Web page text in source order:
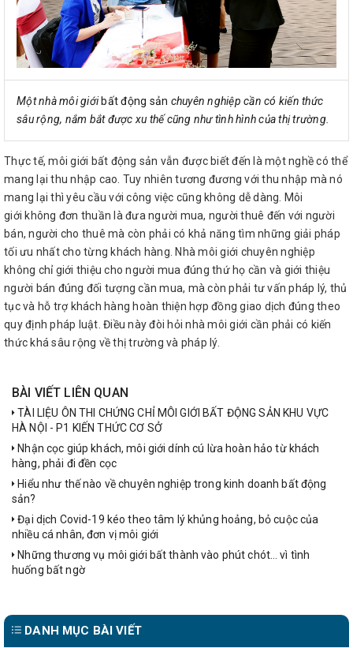
Một nhà môi giới bất động sản chuyên nghiệp cần có kiến thức
sâu rộng, nắm bắt được xu thế cũng như tình hình của thị trường.
Thực tế, môi giới bất động sản vẫn được biết đến là một nghề có thể
mang lại thu nhập cao. Tuy nhiên tương đương với thu nhập mà nó
mang lại thì yêu cầu với công việc cũng không dễ dàng. Môi
giới không đơn thuần là đưa người mua, người thuê đến với người
bán, người cho thuê mà còn phải có khả năng tìm những giải pháp
tối ưu nhất cho từng khách hàng. Nhà môi giới chuyên nghiệp
không chỉ giới thiệu cho người mua đúng thứ họ cần và giới thiệu
người bán đúng đối tượng cần mua, mà còn phải tư vấn pháp lý, thủ
tục và hỗ trợ khách hàng hoàn thiện hợp đồng giao dịch đúng theo
quy định pháp luật. Điều này đòi hỏi nhà môi giới cần phải có kiến
thức khá sâu rộng về thị trường và pháp lý.
BÀI VIẾT LIÊN QUAN
TÀI LIỆU ÔN THI CHỨNG CHỈ MÔI GIỚI BẤT ĐỘNG SẢN KHU VỰC
HÀ NỘI - P1 KIẾN THỨC CƠ SỞ
Nhận cọc giúp khách, môi giới dính cú lừa hoàn hảo từ khách
hàng, phải đi đền cọc
Hiểu như thế nào về chuyên nghiệp trong kinh doanh bất động
sản?
Đại dịch Covid-19 kéo theo tâm lý khủng hoảng, bỏ cuộc của
nhiều cá nhân, đơn vị môi giới
Những thương vụ môi giới bất thành vào phút chót… vì tình
huống bất ngờ
DANH MỤC BÀI VIẾT